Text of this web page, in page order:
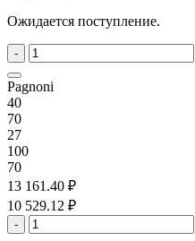
Ожидается поступление.
-
Pagnoni
40
70
27
100
70
13 161.40 ₽
10 529.12 ₽
-